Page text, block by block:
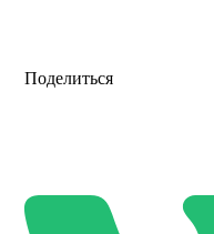
Поделиться